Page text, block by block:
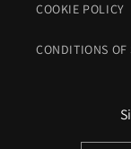
COOKIE POLICY
CONDITIONS OF